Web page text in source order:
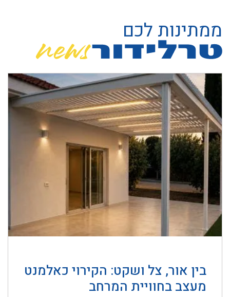
ממתינות לכם
בין אור, צל ושקט: הקירוי כאלמנט
מעצב בחוויית המרחב